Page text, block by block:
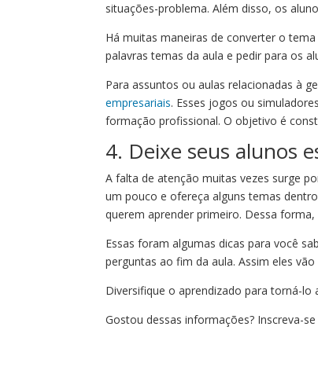
situações-problema. Além disso, os
Há muitas maneiras de converter o
palavras temas da aula e pedir para os
Para assuntos ou aulas relacionadas à
empresariais. Esses jogos ou
formação profissional. O objetivo é
4. Deixe seus alunos
A falta de atenção muitas vezes surge
um pouco e ofereça alguns temas
querem aprender primeiro. Dessa
Essas foram algumas dicas para você
perguntas ao fim da aula. Assim eles
Diversifique o aprendizado para torná-lo
Gostou dessas informações? Inscreva-